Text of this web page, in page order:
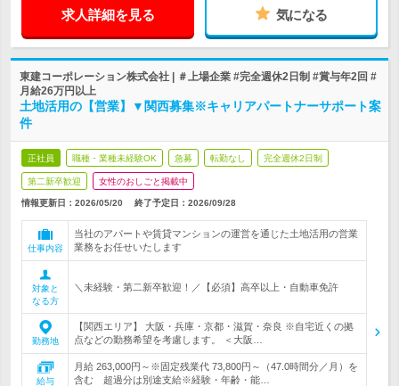
求人詳細を見る 気になる
東建コーポレーション株式会社 | ＃上場企業 #完全週休2日制 #賞与年2回 #
月給26万円以上
土地活用の【営業】▼関西募集※キャリアパートナーサポート案
件
正社員 職種・業種未経験OK 急募 転勤なし 完全週休2日制
第二新卒歓迎 女性のおしごと掲載中
情報更新日：2026/05/20 終了予定日： 2026/09/28
仕事内容
当社のアパートや賃貸マンションの運営を通じた土地活用の営業
業務をお任せいたします
対象と
なる方
＼未経験・第二新卒歓迎！／【必須】高卒以上・自動車免許
勤務地
【関西エリア】 大阪・兵庫・京都・滋賀・奈良 ※自宅近くの拠
点などの勤務希望を考慮します。 ＜大阪…
給与
月給 263,000円～※固定残業代 73,800円～（47.0時間分／月）を
含む 超過分は別途支給※経験・年齢・能…